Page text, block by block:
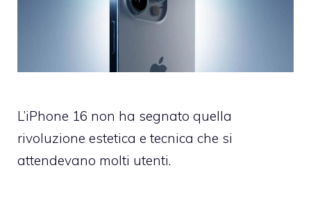
L’iPhone 16 non ha segnato quella
rivoluzione estetica e tecnica che si
attendevano molti utenti.